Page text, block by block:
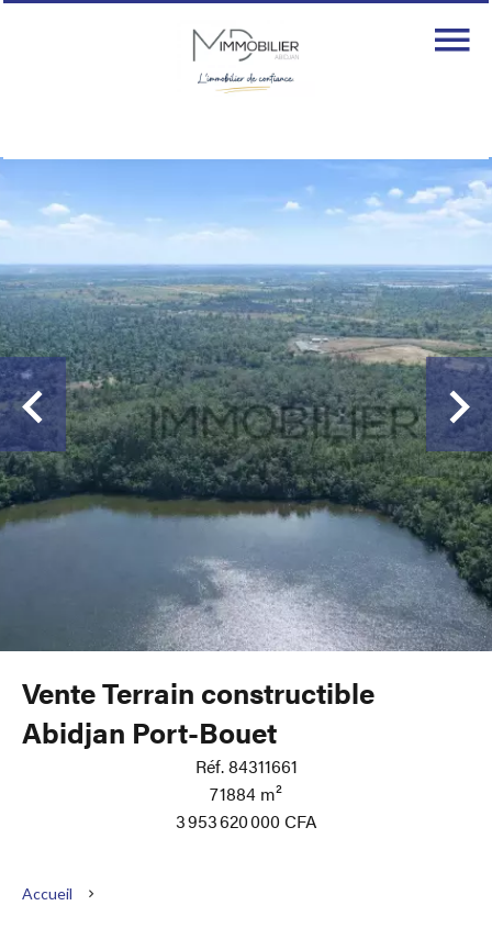
Vente Terrain constructible
Abidjan Port-Bouet
Réf. 84311661
71884 m²
3 953 620 000 CFA
Accueil